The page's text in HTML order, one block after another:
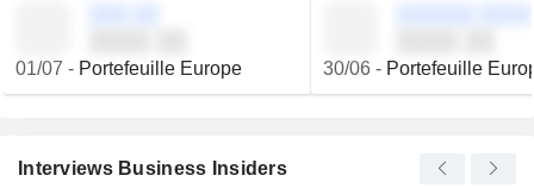
01/07 - Portefeuille Europe 30/06- Portefeuille
Interviews Business Insiders